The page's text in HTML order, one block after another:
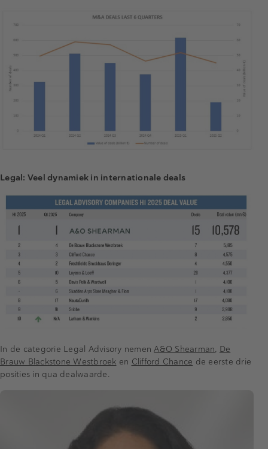
Legal: Veel dynamiek in internationale deals
In de categorie Legal Advisory nemenA&O Shearman, De
Brauw Blackstone Westbroek en Clifford Chance de eerste drie
posities in qua dealwaarde.